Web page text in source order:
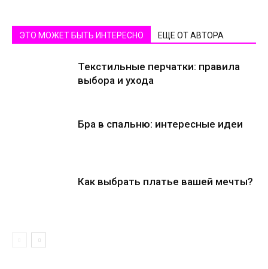
ЭТО МОЖЕТ БЫТЬ ИНТЕРЕСНО ЕЩЕ ОТ АВТОРА
Текстильные перчатки: правила
выбора и ухода
Бра в спальню: интересные идеи
Как выбрать платье вашей мечты?